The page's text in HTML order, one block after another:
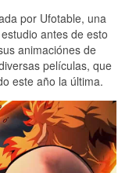
por Ufotable, una
antes de esto
animaciónes de
películas, que
este año la última.